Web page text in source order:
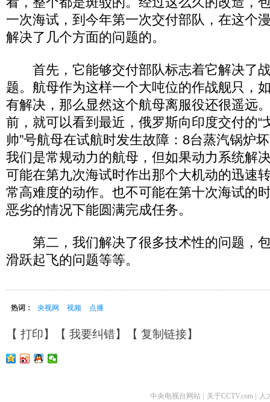
一次海试，到今年第一次交付部队，在这个
解决了几个方面的问题的。
首先，它能够交付部队标志着它解决了
题。航母作为这样一个大吨位的作战舰只，
有解决，那么显然这个航母离服役还很遥远
前，就可以看到最近，俄罗斯向印度交付的“
帅”号航母在试航时发生故障：8台蒸汽锅炉
我们是常规动力的航母，但如果动力系统解
可能在第九次海试时作出那个大机动的迅速
常高难度的动作。也不可能在第十次海试的
恶劣的情况下能圆满完成任务。
第二，我们解决了很多技术性的问题，
滑跃起飞的问题等等。
热词： 央视网 视频 点播
【 打印】【 我要纠错】【 复制链接】
中央电视台网站 关于CCTV.com 人